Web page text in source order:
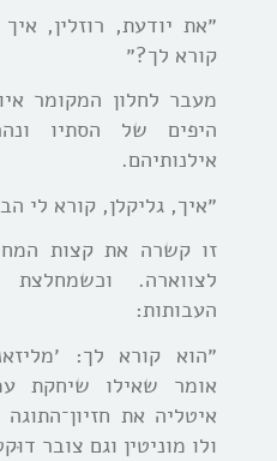
״את יודעת, רוזלין,
קורא לך?״
מעבר לחלון המקומר
היפים של הסתיו
אילנותיהם.
״איך, גליקלן, קורא לי
זו קשרה את קצות
לצווארה.
העבותות:
״הוא קורא לך:
אומר שאילו שיחקת
איטליה את
ולו מוניטין וגם צובר